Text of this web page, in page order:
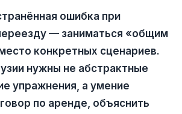
ошибка при
— заниматься «общим
конкретных сценариев.
нужны не абстрактные
упражнения, а умение
по аренде, объяснить